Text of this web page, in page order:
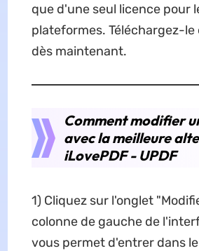
que d'une seul licence pour
plateformes. Téléchargez-le
dès maintenant.
Comment modifier
avec la meilleure
iLovePDF - UPDF
1) Cliquez sur l'onglet
colonne de gauche de
vous permet d'entrer dans